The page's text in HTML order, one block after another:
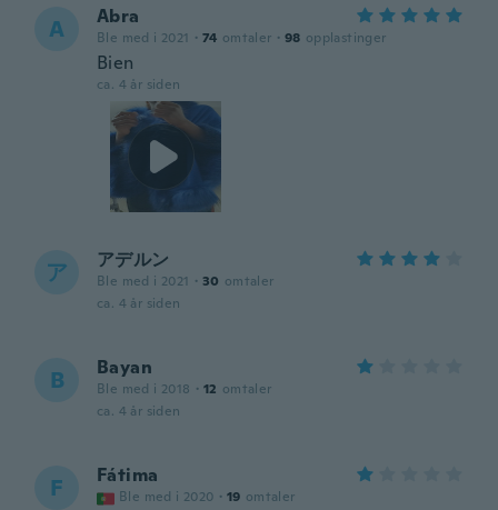
A Abra
Ble med i 2021 · 74 omtaler · 98 opplastinger
Bien
ca. 4 år siden
ア アデルン
Ble med i 2021 · 30 omtaler
ca. 4 år siden
B Bayan
Ble med i 2018 · 12 omtaler
ca. 4 år siden
F Fátima
Ble med i 2020 · 19 omtaler